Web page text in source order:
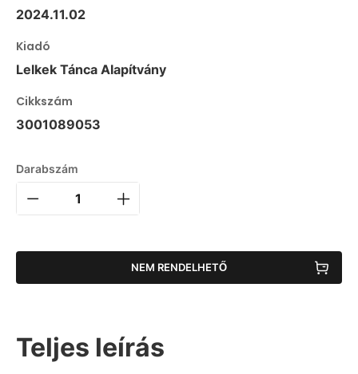
2024.11.02
Kiadó
Lelkek Tánca Alapítvány
Cikkszám
3001089053
Darabszám
NEM RENDELHETŐ
Teljes leírás